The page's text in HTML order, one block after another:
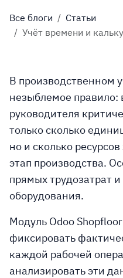
Все блоги
Статьи
Учёт времени и калькуляция
В производственном
незыблемое правило:
руководителя
только сколько
но и сколько
этап производства.
прямых трудозатрат
оборудования.
Модуль Odoo
фиксировать
каждой рабочей
анализировать эти